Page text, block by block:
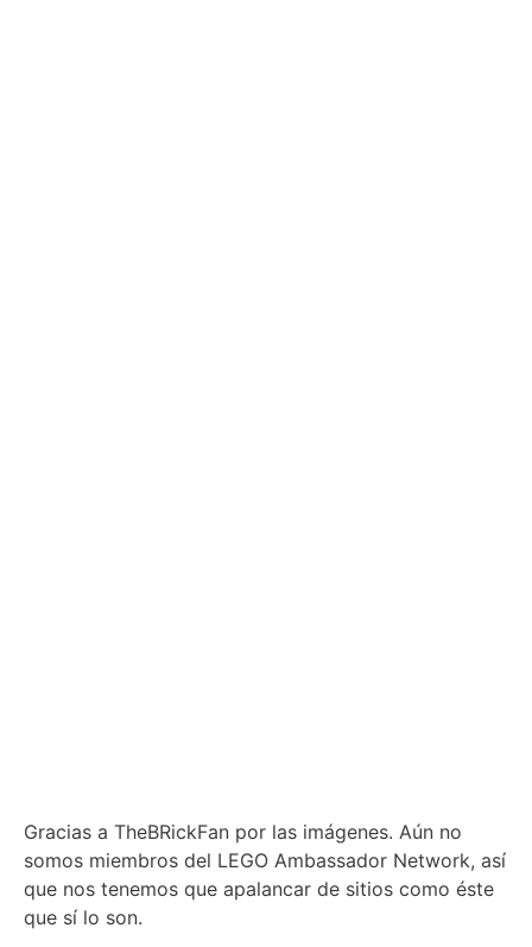
Gracias a TheBRickFan por las imágenes. Aún no
somos miembros del LEGO Ambassador Network, así
que nos tenemos que apalancar de sitios como éste
que sí lo son.